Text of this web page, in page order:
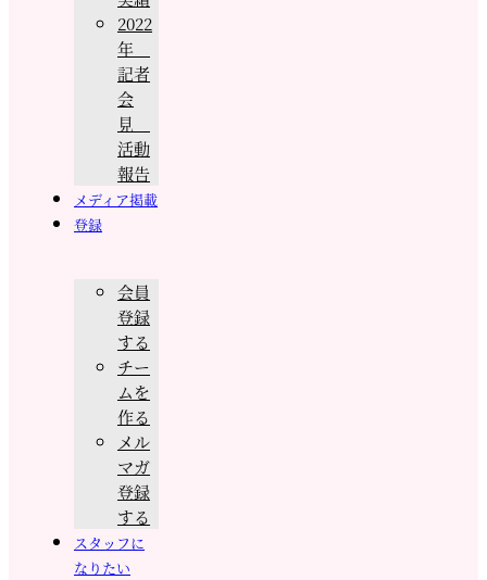
2022
年
記者
会
見
活動
報告
メディア掲載
登録
会員
登録
する
チー
ムを
作る
メル
マガ
登録
する
スタッフに
なりたい